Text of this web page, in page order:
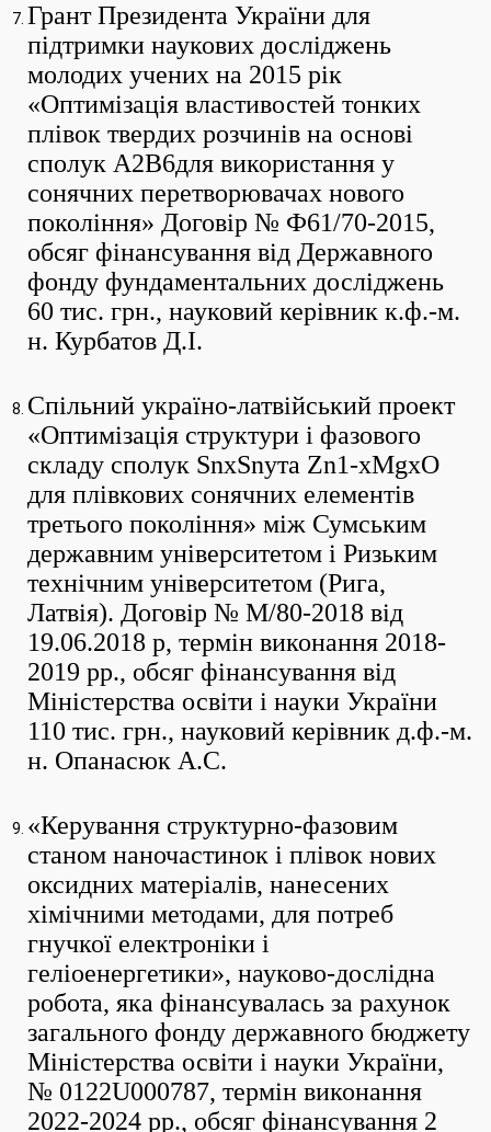
Грант Президента України для
підтримки наукових досліджень
молодих учених на 2015 рік
«Оптимізація властивостей тонких
плівок твердих розчинів на основі
сполук А2В6для використання у
сонячних перетворювачах нового
покоління» Договір № Ф61/70-2015,
обсяг фінансування від Державного
фонду фундаментальних досліджень
60 тис. грн., науковий керівник к.ф.-м.
н. Курбатов Д.І.
Спільний україно-латвійський проект
«Оптимізація структури і фазового
складу сполук SnxSnyта Zn1-xMgxO
для плівкових сонячних елементів
третього покоління» між Сумським
державним університетом і Ризьким
технічним університетом (Рига,
Латвія). Договір № М/80-2018 від
19.06.2018 р, термін виконання 2018-
2019 рр., обсяг фінансування від
Міністерства освіти і науки України
110 тис. грн., науковий керівник д.ф.-м.
н. Опанасюк А.С.
«Керування структурно-фазовим
станом наночастинок і плівок нових
оксидних матеріалів, нанесених
хімічними методами, для потреб
гнучкої електроніки і
геліоенергетики», науково-дослідна
робота, яка фінансувалась за рахунок
загального фонду державного бюджету
Міністерства освіти і науки України,
№ 0122U000787, термін виконання
2022-2024 рр., обсяг фінансування 2